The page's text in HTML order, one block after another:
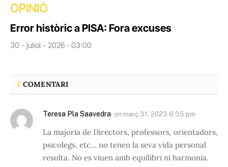
OPINIÓ
Error històric a PISA: Fora excuses
30 - juliol - 2026 · 03:00
1 COMENTARI
Teresa Pla Saavedra on març 31, 2023 6:35 pm
La majoria de Directors, professors, orientadors,
psicolegs, etc… no tenen la seva vida personal
resolta. No es viuen amb equilibri ni harmonia.